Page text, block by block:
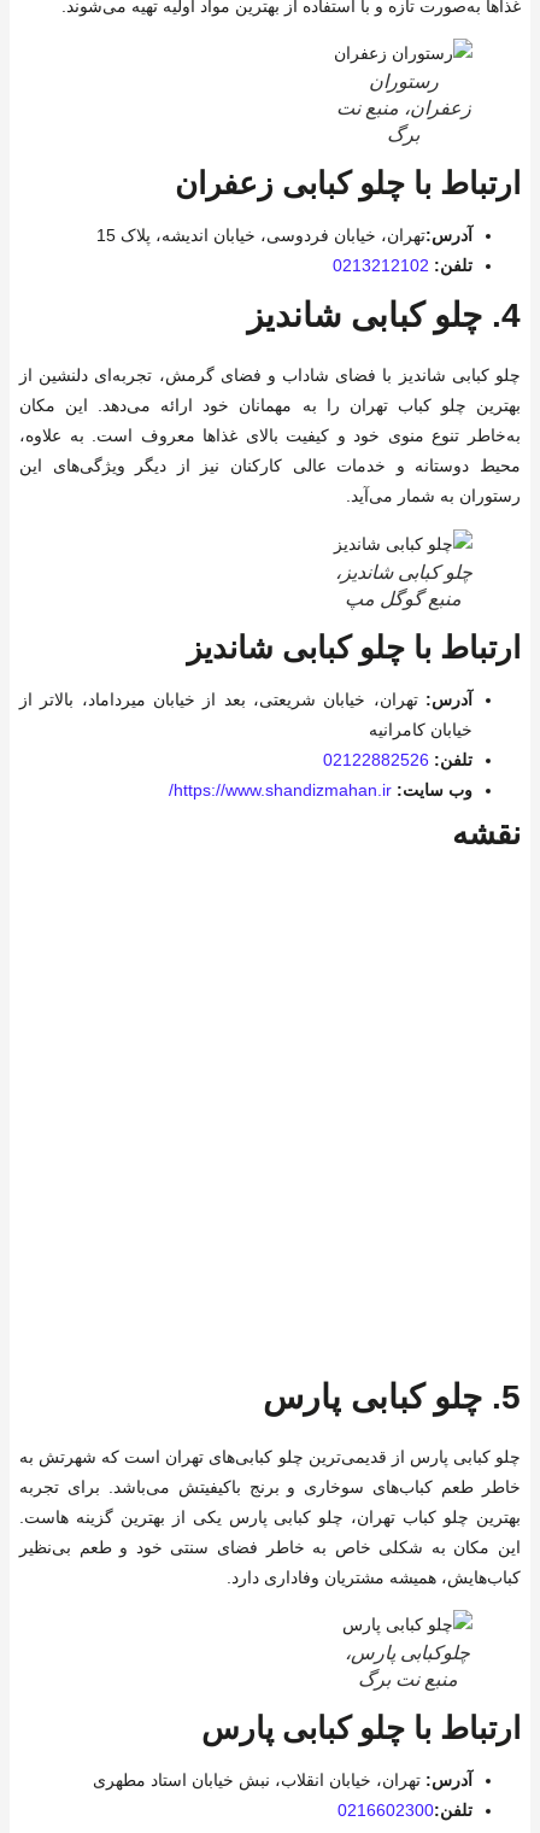
غذاها به‌صورت تازه و با استفاده از بهترین مواد اولیه تهیه می‌شوند.
رستوران
زعفران، منبع نت
برگ
ارتباط با چلو کبابی زعفران
آدرس:تهران، خیابان فردوسی، خیابان اندیشه، پلاک 15
تلفن: 0213212102
4. چلو کبابی شاندیز
چلو کبابی شاندیز با فضای شاداب و فضای گرمش، تجربه‌ای دلنشین از
بهترین چلو کباب تهران را به مهمانان خود ارائه می‌دهد. این مکان
به‌خاطر تنوع منوی خود و کیفیت بالای غذاها معروف است. به علاوه،
محیط دوستانه و خدمات عالی کارکنان نیز از دیگر ویژگی‌های این
رستوران به شمار می‌آید.
چلو کبابی شاندیز،
منبع گوگل مپ
ارتباط با چلو کبابی شاندیز
آدرس:تهران، خیابان شریعتی، بعد از خیابان میرداماد، بالاتر از
خیابان کامرانیه
تلفن: 02122882526
وب سایت: https://www.shandizmahan.ir/
نقشه
5. چلو کبابی پارس
چلو کبابی پارس از قدیمی‌ترین چلو کبابی‌های تهران است که شهرتش به
خاطر طعم کباب‌های سوخاری و برنج باکیفیتش می‌باشد. برای تجربه
بهترین چلو کباب تهران، چلو کبابی پارس یکی از بهترین گزینه هاست.
این مکان به شکلی خاص به خاطر فضای سنتی خود و طعم بی‌نظیر
کباب‌هایش، همیشه مشتریان وفاداری دارد.
چلوکبابی پارس،
منبع نت برگ
ارتباط با چلو کبابی پارس
آدرس: تهران، خیابان انقلاب، نبش خیابان استاد مطهری
تلفن:0216602300